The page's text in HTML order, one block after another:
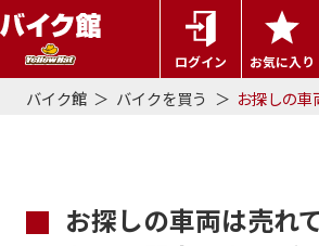
ログイン お気に入り
バイク館 バイクを買う お探しの
お探しの車両は売れ